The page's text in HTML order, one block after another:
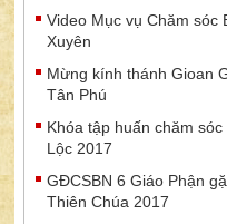
Video Mục vụ Chăm sóc
Xuyên
Mừng kính thánh Gioan
Tân Phú
Khóa tập huấn chăm
Lộc 2017
GĐCSBN 6 Giáo Phận
Thiên Chúa 2017